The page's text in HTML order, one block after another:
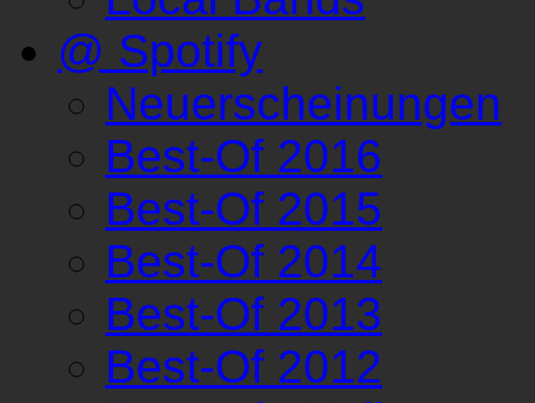
@ Spotify
Neuerscheinungen
Best-Of 2016
Best-Of 2015
Best-Of 2014
Best-Of 2013
Best-Of 2012